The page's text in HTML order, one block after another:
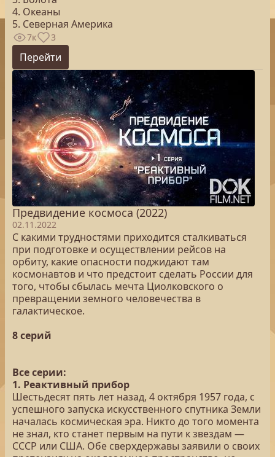
4. Океаны
5. Северная Америка
7к 3
Перейти
Предвидение космоса (2022)
02.11.2022
С какими трудностями приходится сталкиваться
при подготовке и осуществлении рейсов на
орбиту, какие опасности поджидают там
космонавтов и что предстоит сделать России для
того, чтобы сбылась мечта Циолковского о
превращении земного человечества в
галактическое.
8 серий
Все серии:
1. Реактивный прибор
Шестьдесят пять лет назад, 4 октября 1957 года, с
успешного запуска искусственного спутника Земли
началась космическая эра. Никто до того момента
не знал, кто станет первым на пути к звездам —
СССР или США. Обе сверхдержавы заявили о своих